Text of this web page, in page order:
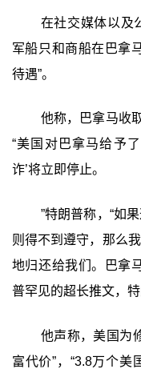
在社交媒体以及
军船只和商船在巴拿
待遇”。
他称，巴拿马收
“美国对巴拿马给予
诈’将立即停止。
”特朗普称，“如
则得不到遵守，那么
地归还给我们。巴拿
普罕见的超长推文，
他声称，美国为
富代价”，“3.8万个